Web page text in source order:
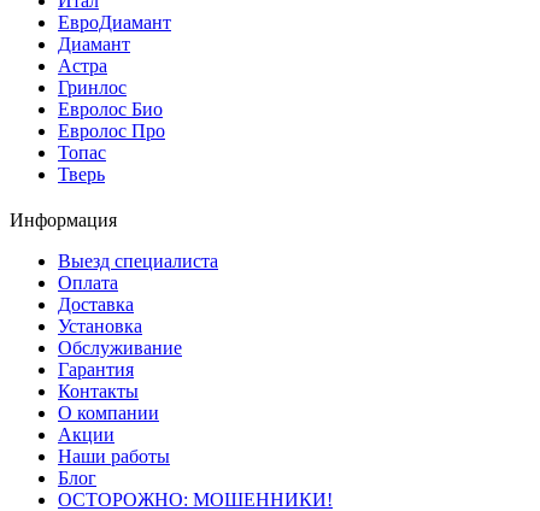
ЕвроДиамант
Диамант
Астра
Гринлос
Евролос Био
Евролос Про
Топас
Тверь
Информация
Выезд специалиста
Оплата
Доставка
Установка
Обслуживание
Гарантия
Контакты
О компании
Акции
Наши работы
Блог
ОСТОРОЖНО: МОШЕННИКИ!